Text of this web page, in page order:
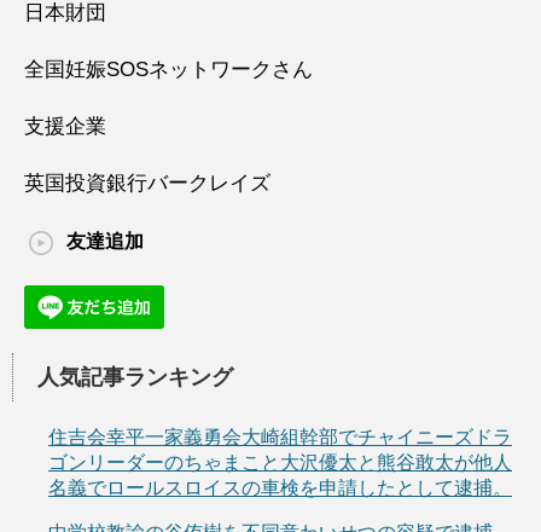
日本財団
全国妊娠SOSネットワークさん
支援企業
英国投資銀行バークレイズ
友達追加
人気記事ランキング
住吉会幸平一家義勇会大崎組幹部でチャイニーズドラ
ゴンリーダーのちゃまこと大沢優太と熊谷敢太が他人
名義でロールスロイスの車検を申請したとして逮捕。